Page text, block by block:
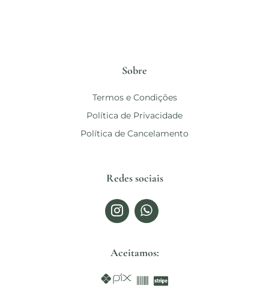
Sobre
Termos e Condições
Política de Privacidade
Política de Cancelamento
Redes sociais
Aceitamos: